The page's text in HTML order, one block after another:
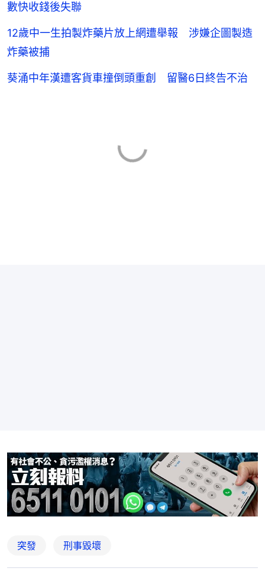
數快收錢後失聯
12歲中一生拍製炸藥片放上網遭舉報 涉嫌企圖製造
炸藥被捕
葵涌中年漢遭客貨車撞倒頭重創 留醫6日終告不治
突發 刑事毀壞